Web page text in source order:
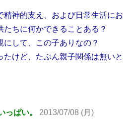
精神的支え、および日常生活にお
ちに何かできることある？
にして、この子ありなの？
たけど、たぶん親子関係は無いと
っぱい。 2013/07/08 (月)